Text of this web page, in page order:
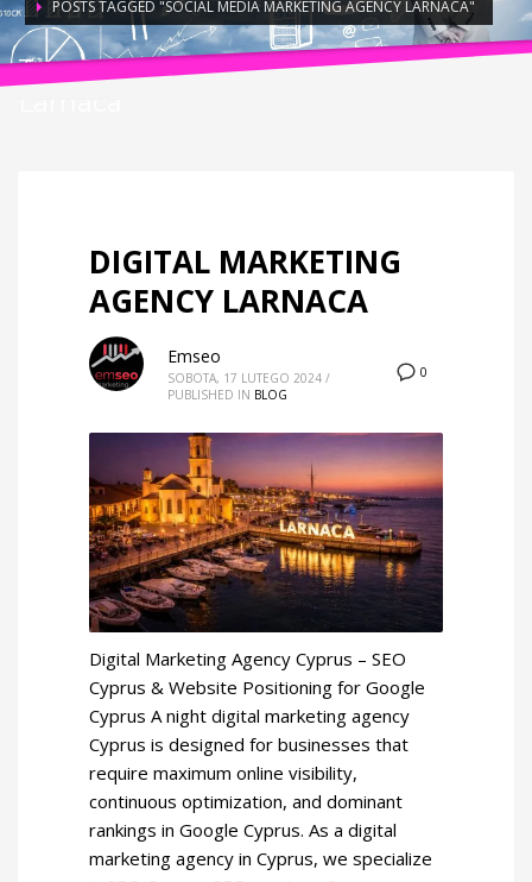
POSTS TAGGED "SOCIAL MEDIA MARKETING AGENCY LARNACA"
Tag: Social media marketing agency
DIGITAL MARKETING
AGENCY LARNACA
0
Emseo
SOBOTA, 17 LUTEGO 2024 /
PUBLISHED IN BLOG
Digital Marketing Agency Cyprus – SEO
Cyprus & Website Positioning for Google
Cyprus A night digital marketing agency
Cyprus is designed for businesses that
require maximum online visibility,
continuous optimization, and dominant
rankings in Google Cyprus. As a digital
marketing agency in Cyprus, we specialize